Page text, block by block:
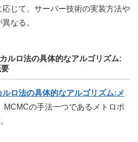
じて、サーバー技術の実装方法や
なる。
ルロ法の具体的なアルゴリズム:
ロ法の具体的なアルゴリズム:メ
MCMCの手法一つであるメトロポ